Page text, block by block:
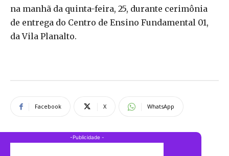
na manhã da quinta-feira, 25, durante cerimônia
de entrega do Centro de Ensino Fundamental 01,
da Vila Planalto.
Facebook X WhatsApp
-Publicidade -